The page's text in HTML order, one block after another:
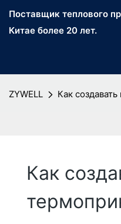
Поставщик теплового
Китае более 20 лет.
ZYWELL Как
Как